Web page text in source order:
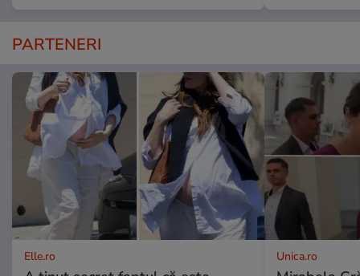
PARTENERI
Elle.ro Unica.ro